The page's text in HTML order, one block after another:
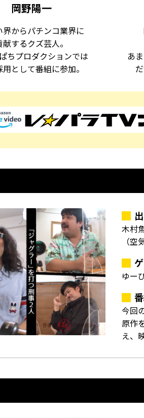
岡野陽一
界からパチンコ業界に
献するクズ芸人。
ちプロダクションでは
として番組に参加。
あ
木村
（空
ゆー
今回
原作
え、